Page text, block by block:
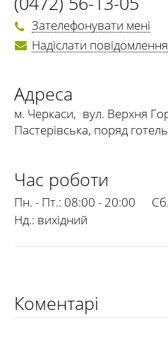
Зателефонувати мені
Надіслати повідомлення
Адреса
м. Черкаси, вул. Верхня
Пастерівська, поряд
Час роботи
Пн. - Пт.: 08:00 - 20:00
Нд.: вихідний
Коментарі